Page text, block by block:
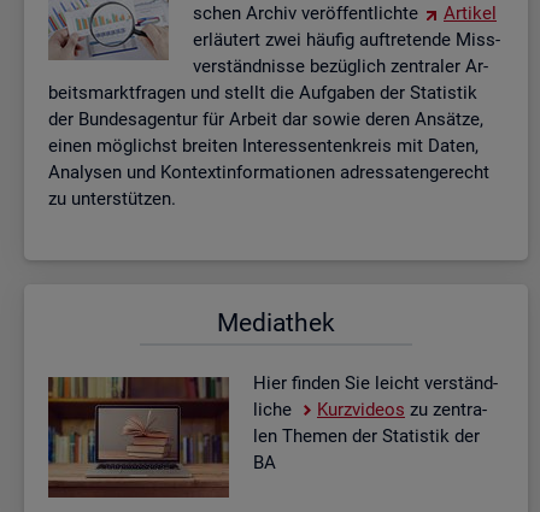
schen Ar­chiv ver­öf­fent­lich­te
Ar­ti­kel
er­läu­tert zwei häu­fig auf­tre­ten­de Miss­
ver­ständ­nis­se be­züg­lich zen­tra­ler Ar­
beits­markt­fra­gen und stellt die Auf­ga­ben der Sta­tis­tik
der Bun­des­agen­tur für Ar­beit dar sowie deren An­sät­ze,
einen mög­lichst brei­ten In­ter­es­sen­ten­kreis mit Daten,
Ana­ly­sen und Kon­text­in­for­ma­tio­nen adres­sa­ten­ge­recht
zu un­ter­stüt­zen.
Me­dia­thek
Hier fin­den Sie leicht ver­ständ­
li­che
Kurz­vi­de­os zu zen­tra­
len The­men der Sta­tis­tik der
BA